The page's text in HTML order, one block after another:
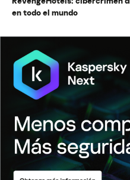
en todo el mundo